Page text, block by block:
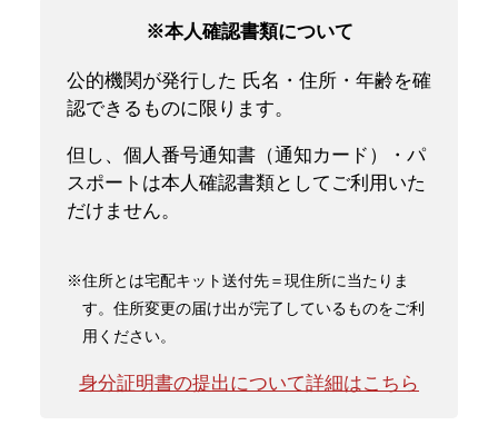
※本人確認書類について
公的機関が発行した 氏名・住所・年齢を確
認できるものに限ります。
但し、個人番号通知書（通知カード）・パ
スポートは本人確認書類としてご利用いた
だけません。
※住所とは宅配キット送付先＝現住所に当たりま
す。住所変更の届け出が完了しているものをご利
用ください。
身分証明書の提出について詳細はこちら